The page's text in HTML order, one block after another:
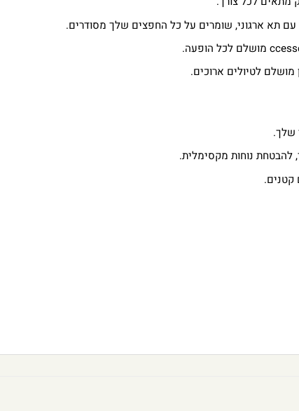
עם תא ארגוני, שומרים על כל החפצים שלך מסודרים.
לטיולים ארוכים.
שלך.
להבטחת נוחות מקסימלית.
קטנים.